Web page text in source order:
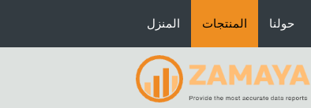
المنزل المنتجات حولنا